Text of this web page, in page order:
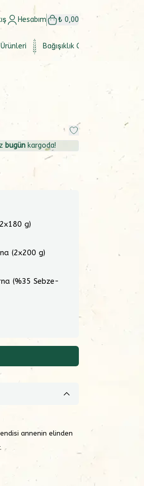
Hesabım ₺ 0,00
Bağışıklık Güçlendirici
bugün kargoda!
g)
(2x200 g)
(%35 Sebze-
annenin elinden